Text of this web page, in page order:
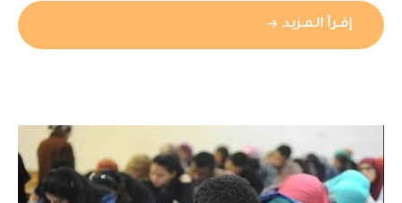
إقــرأ الـمــزيـد